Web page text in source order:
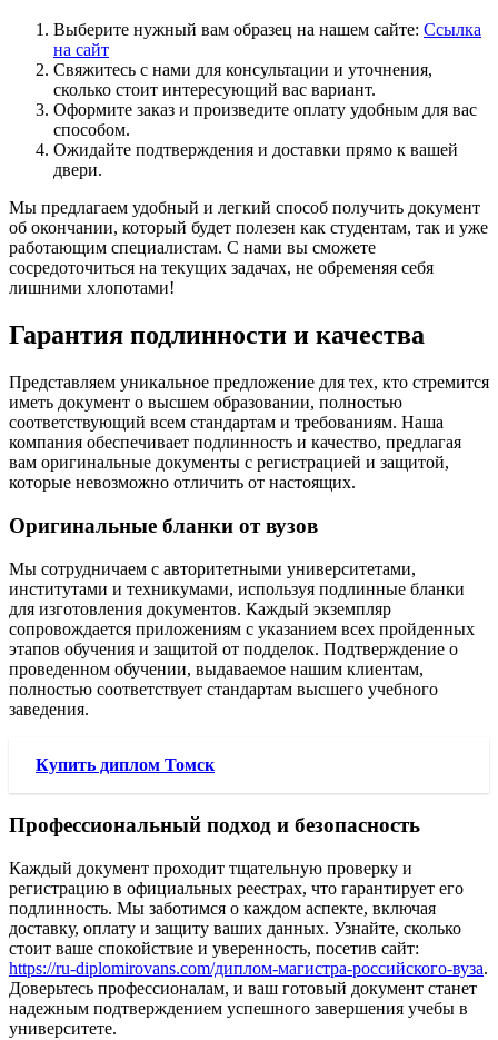
Выберите нужный вам образец на нашем сайте: Ссылка
на сайт
Свяжитесь с нами для консультации и уточнения,
сколько стоит интересующий вас вариант.
Оформите заказ и произведите оплату удобным для вас
способом.
Ожидайте подтверждения и доставки прямо к вашей
двери.
Мы предлагаем удобный и легкий способ получить документ
об окончании, который будет полезен как студентам, так и уже
работающим специалистам. С нами вы сможете
сосредоточиться на текущих задачах, не обременяя себя
лишними хлопотами!
Гарантия подлинности и качества
Представляем уникальное предложение для тех, кто стремится
иметь документ о высшем образовании, полностью
соответствующий всем стандартам и требованиям. Наша
компания обеспечивает подлинность и качество, предлагая
вам оригинальные документы с регистрацией и защитой,
которые невозможно отличить от настоящих.
Оригинальные бланки от вузов
Мы сотрудничаем с авторитетными университетами,
институтами и техникумами, используя подлинные бланки
для изготовления документов. Каждый экземпляр
сопровождается приложениям с указанием всех пройденных
этапов обучения и защитой от подделок. Подтверждение о
проведенном обучении, выдаваемое нашим клиентам,
полностью соответствует стандартам высшего учебного
заведения.
Купить диплом Томск
Профессиональный подход и безопасность
Каждый документ проходит тщательную проверку и
регистрацию в официальных реестрах, что гарантирует его
подлинность. Мы заботимся о каждом аспекте, включая
доставку, оплату и защиту ваших данных. Узнайте, сколько
стоит ваше спокойствие и уверенность, посетив сайт:
https://ru-diplomirovans.com/диплом-магистра-российского-вуза.
Доверьтесь профессионалам, и ваш готовый документ станет
надежным подтверждением успешного завершения учебы в
университете.